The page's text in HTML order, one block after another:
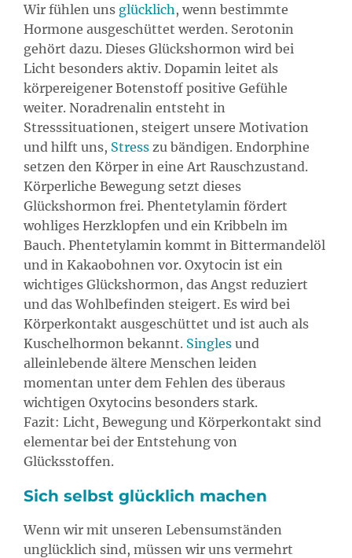
Wir fühlen uns glücklich , wenn bestimmte
Hormone ausgeschüttet werden. Serotonin
gehört dazu. Dieses Glückshormon wird bei
Licht besonders aktiv. Dopamin leitet als
körpereigener Botenstoff positive Gefühle
weiter. Noradrenalin entsteht in
Stresssituationen, steigert unsere Motivation
und hilft uns, Stress zu bändigen. Endorphine
setzen den Körper in eine Art Rauschzustand.
Körperliche Bewegung setzt dieses
Glückshormon frei. Phentetylamin fördert
wohliges Herzklopfen und ein Kribbeln im
Bauch. Phentetylamin kommt in Bittermandelöl
und in Kakaobohnen vor. Oxytocin ist ein
wichtiges Glückshormon, das Angst reduziert
und das Wohlbefinden steigert. Es wird bei
Körperkontakt ausgeschüttet und ist auch als
Kuschelhormon bekannt. Singles und
alleinlebende ältere Menschen leiden
momentan unter dem Fehlen des überaus
wichtigen Oxytocins besonders stark.
Fazit: Licht, Bewegung und Körperkontakt sind
elementar bei der Entstehung von
Glücksstoffen.
Sich selbst glücklich machen
Wenn wir mit unseren Lebensumständen
unglücklich sind, müssen wir uns vermehrt